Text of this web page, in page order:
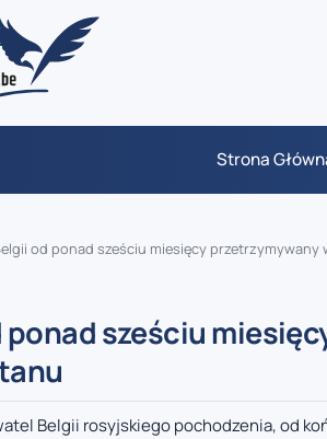
Strona
od ponad sześciu miesięcy
sześciu
Belgii rosyjskiego pochodzenia, od